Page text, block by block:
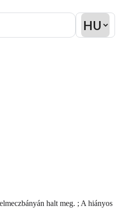
halt meg. ; A hiányos